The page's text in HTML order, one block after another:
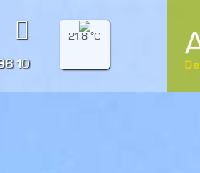
10
21.8 °C